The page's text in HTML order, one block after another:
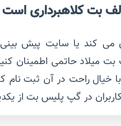
بت کلاهبرداری است
می کند یا سایت پیش
بت میلاد حاتمی اطمینان
خیال راحت در آن ثبت نام
در گپ پلیس بت از